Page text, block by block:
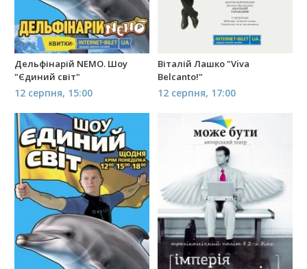
Дельфінарій NEMO. Шоу
"Єдиний світ"
12 серпня, 15:00
Віталій Лашко "Viva
Belcanto!"
12 серпня, 17:00